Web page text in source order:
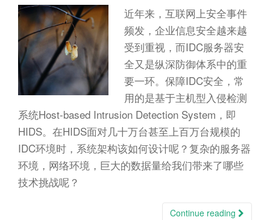
近年来，互联网上安全事件
频发，企业信息安全越来越
受到重视，而IDC服务器安
全又是纵深防御体系中的重
要一环。保障IDC安全，常
用的是基于主机型入侵检测
系统Host-based Intrusion Detection System，即
HIDS。在HIDS面对几十万台甚至上百万台规模的
IDC环境时，系统架构该如何设计呢？复杂的服务器
环境，网络环境，巨大的数据量给我们带来了哪些
技术挑战呢？
Continue reading